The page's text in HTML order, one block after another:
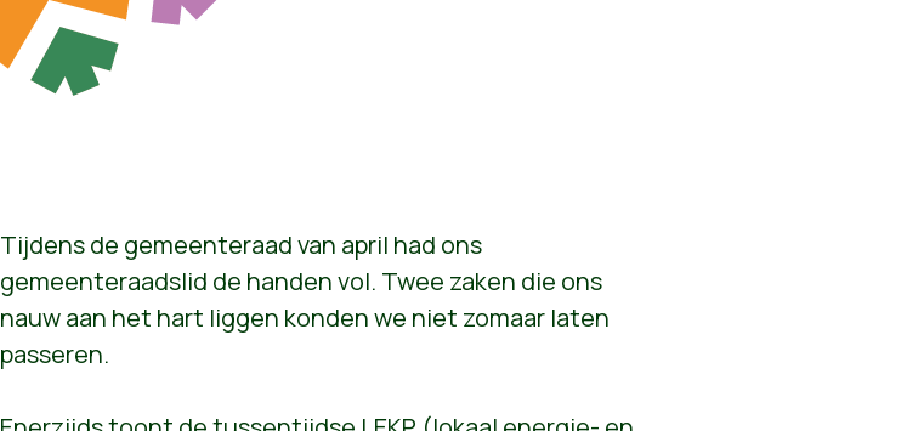
Tijdens de gemeenteraad van april had ons
gemeenteraadslid de handen vol. Twee zaken die ons
nauw aan het hart liggen konden we niet zomaar laten
passeren.